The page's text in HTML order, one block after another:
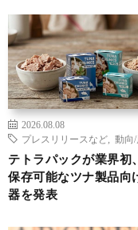
2026.08.08
プレスリリースなど
動向/
テトラパックが業界初
保存可能なツナ製品向
器を発表